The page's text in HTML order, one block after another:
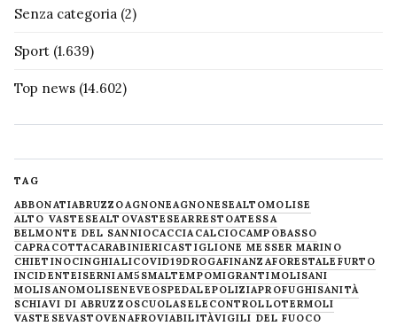
Senza categoria (2)
Sport (1.639)
Top news (14.602)
TAG
ABBONATIABRUZZOAGNONEAGNONESEALTOMOLISE
ALTO VASTESEALTOVASTESEARRESTOATESSA
BELMONTE DEL SANNIOCACCIACALCIOCAMPOBASSO
CAPRACOTTACARABINIERICASTIGLIONE MESSER MARINO
CHIETINOCINGHIALICOVID19DROGAFINANZAFORESTALE FURTO
INCIDENTEISERNIAM5SMALTEMPOMIGRANTIMOLISANI
MOLISANOMOLISENEVE OSPEDALEPOLIZIAPROFUGHISANITÀ
SCHIAVI DI ABRUZZOSCUOLASELECONTROLLOTERMOLI
VASTESEVASTOVENAFROVIABILITÀVIGILI DEL FUOCO